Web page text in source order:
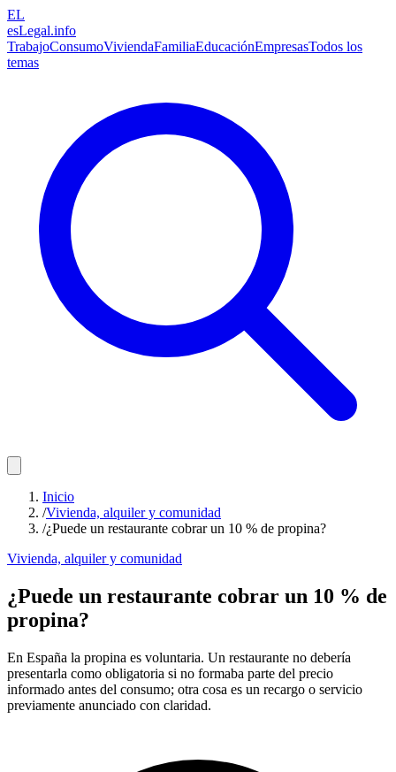
EL
esLegal.info
TrabajoConsumoViviendaFamiliaEducaciónEmpresasTodos los
temas
Inicio
/Vivienda, alquiler y comunidad
/¿Puede un restaurante cobrar un 10 % de propina?
Vivienda, alquiler y comunidad
¿Puede un restaurante cobrar un 10 % de
propina?
En España la propina es voluntaria. Un restaurante no debería
presentarla como obligatoria si no formaba parte del precio
informado antes del consumo; otra cosa es un recargo o servicio
previamente anunciado con claridad.